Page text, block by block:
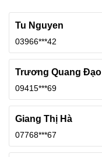
Tu Nguyen
03966***42
Trương Quang Đạo
09415***69
Giang Thị Hà
07768***67